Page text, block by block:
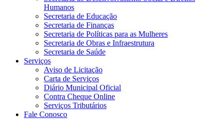
Humanos
Secretaria de Educação
Secretaria de Finanças
Secretaria de Políticas para as Mulheres
Secretaria de Obras e Infraestrutura
Secretaria de Saúde
Serviços
Aviso de Licitação
Carta de Serviços
Diário Municipal Oficial
Contra Cheque Online
Serviços Tributários
Fale Conosco